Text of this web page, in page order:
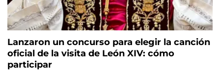
Lanzaron un concurso para elegir la canción
oficial de la visita de León XIV: cómo
participar